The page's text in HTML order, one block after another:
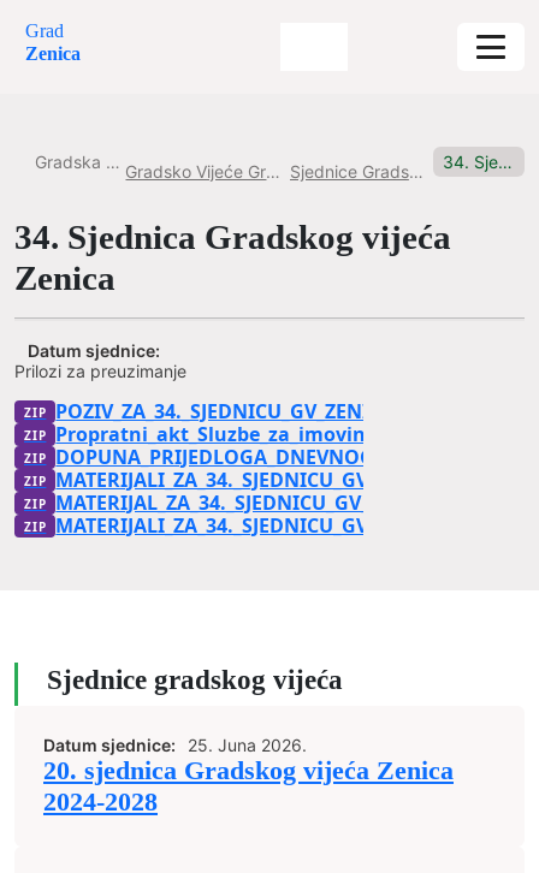
Grad
Zenica
Gradska uprava Gradsko Vijeće Grada Zenice Sjednice Gradskog vijeća 34. Sjednica Gradskog vijeća Zenica
34. Sjednica Gradskog vijeća
Zenica
Prilozi za preuzimanje
POZIV_ZA_34._SJEDNICU_GV_ZENICA_-
Propratni_akt_Sluzbe_za_imovinsko-
DOPUNA_PRIJEDLOGA_DNEVNOG_REDA
MATERIJALI_ZA_34._SJEDNICU_GV_ZENICA_-
MATERIJALI_ZA_34._SJEDNICU_GV_ZENICA_-
Datum sjednice:
Sjednice gradskog vijeća
Datum sjednice: 25. Juna 2026.
20. sjednica Gradskog vijeća Zenica
2024-2028